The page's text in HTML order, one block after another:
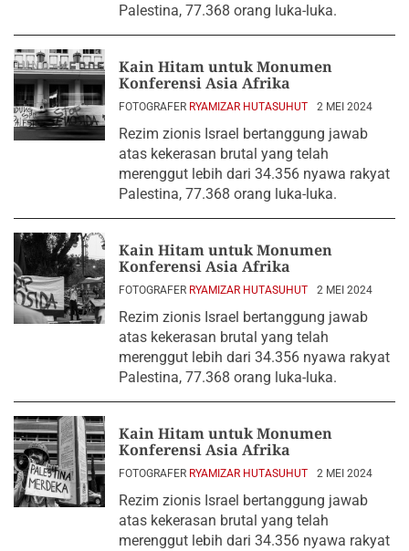
Palestina, 77.368 orang luka-luka.
Kain Hitam untuk Monumen
Konferensi Asia Afrika
FOTOGRAFER RYAMIZAR HUTASUHUT 2 MEI 2024
Rezim zionis Israel bertanggung jawab
atas kekerasan brutal yang telah
merenggut lebih dari 34.356 nyawa rakyat
Palestina, 77.368 orang luka-luka.
Kain Hitam untuk Monumen
Konferensi Asia Afrika
FOTOGRAFER RYAMIZAR HUTASUHUT 2 MEI 2024
Rezim zionis Israel bertanggung jawab
atas kekerasan brutal yang telah
merenggut lebih dari 34.356 nyawa rakyat
Palestina, 77.368 orang luka-luka.
Kain Hitam untuk Monumen
Konferensi Asia Afrika
FOTOGRAFER RYAMIZAR HUTASUHUT 2 MEI 2024
Rezim zionis Israel bertanggung jawab
atas kekerasan brutal yang telah
merenggut lebih dari 34.356 nyawa rakyat